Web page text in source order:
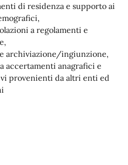
di residenza e supporto ai
a regolamenti e
archiviazione/ingiunzione,
accertamenti anagrafici e
provenienti da altri enti ed